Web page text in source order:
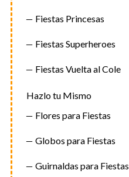
Fiestas Princesas
Fiestas Superheroes
Fiestas Vuelta al Cole
Hazlo tu Mismo
Flores para Fiestas
Globos para Fiestas
Guirnaldas para Fiestas